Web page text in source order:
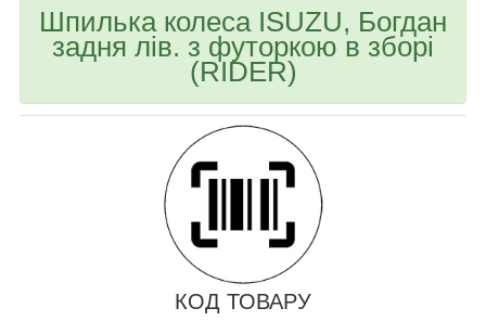
Шпилька колеса ISUZU, Богдан
задня лів. з футоркою в зборі
(RIDER)
КОД ТОВАРУ